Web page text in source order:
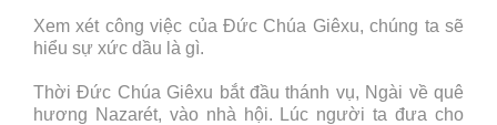
Xem xét công việc của Đức Chúa Giêxu, chúng ta sẽ
hiểu sự xức dầu là gì.
Thời Đức Chúa Giêxu bắt đầu thánh vụ, Ngài về quê
hương Nazarét, vào nhà hội. Lúc người ta đưa cho